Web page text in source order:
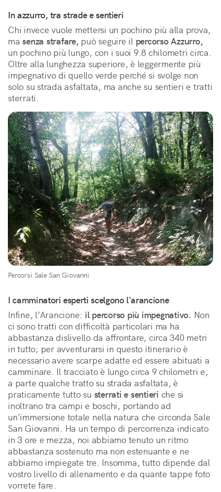
In azzurro, tra strade e sentieri
Chi invece vuole mettersi un pochino più alla prova,
masenza strafare, può seguire il percorso Azzurro,
un pochino più lungo, con i suoi 9.8 chilometri circa.
Oltre alla lunghezza superiore, è leggermente più
impegnativo di quello verde perché si svolge non
solo su strada asfaltata, ma anche su sentieri e tratti
sterrati.
Percorsi Sale San Giovanni
I camminatori esperti scelgono l'arancione
Infine, l’Arancione: il percorso più impegnativo. Non
ci sono tratti con difficoltà particolari ma ha
abbastanza dislivello da affrontare, circa 340 metri
in tutto; per avventurarsi in questo itinerario è
necessario avere scarpe adatte ed essere abituati a
camminare. Il tracciato è lungo circa 9 chilometri e,
a parte qualche tratto su strada asfaltata, è
praticamente tutto su sterrati e sentieri che si
inoltrano tra campi e boschi, portando ad
un'immersione totale nella natura che circonda Sale
San Giovanni. Ha un tempo di percorrenza indicato
in 3 ore e mezza, noi abbiamo tenuto un ritmo
abbastanza sostenuto ma non estenuante e ne
abbiamo impiegate tre. Insomma, tutto dipende dal
vostro livello di allenamento e da quante tappe foto
vorrete fare.